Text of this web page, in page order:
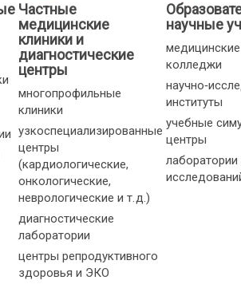
Частные
медицинские
клиники и
диагностические
центры
многопрофильные
клиники
узкоспециализированные
центры
(кардиологические,
онкологические,
неврологические и т. д.)
диагностические
лаборатории
центры репродуктивного
здоровья и ЭКО
научные
колледжи
институты
учебные
центры
лаборатории